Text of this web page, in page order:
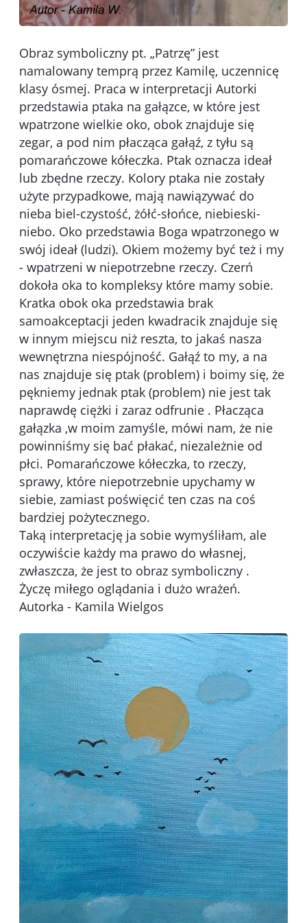
Obraz symboliczny pt. „Patrzę” jest
namalowany temprą przez Kamilę, uczennicę
klasy ósmej. Praca w interpretacji Autorki
przedstawia ptaka na gałązce, w które jest
wpatrzone wielkie oko, obok znajduje się
zegar, a pod nim płacząca gałąź, z tyłu są
pomarańczowe kółeczka. Ptak oznacza ideał
lub zbędne rzeczy. Kolory ptaka nie zostały
użyte przypadkowe, mają nawiązywać do
nieba biel-czystość, żółć-słońce, niebieski-
niebo. Oko przedstawia Boga wpatrzonego w
swój ideał (ludzi). Okiem możemy być też i my
- wpatrzeni w niepotrzebne rzeczy. Czerń
dokoła oka to kompleksy które mamy sobie.
Kratka obok oka przedstawia brak
samoakceptacji jeden kwadracik znajduje się
w innym miejscu niż reszta, to jakaś nasza
wewnętrzna niespójność. Gałąź to my, a na
nas znajduje się ptak (problem) i boimy się, że
pękniemy jednak ptak (problem) nie jest tak
naprawdę ciężki i zaraz odfrunie . Płacząca
gałązka ,w moim zamyśle, mówi nam, że nie
powinniśmy się bać płakać, niezależnie od
płci. Pomarańczowe kółeczka, to rzeczy,
sprawy, które niepotrzebnie upychamy w
siebie, zamiast poświęcić ten czas na coś
bardziej pożytecznego.
Taką interpretację ja sobie wymyśliłam, ale
oczywiście każdy ma prawo do własnej,
zwłaszcza, że jest to obraz symboliczny .
Życzę miłego oglądania i dużo wrażeń.
Autorka - Kamila Wielgos